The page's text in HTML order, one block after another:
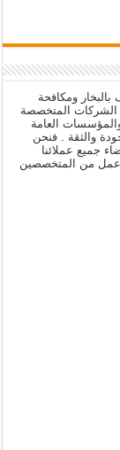
ومكافحة
الشركات المتخصصة
العامة
والثقة . فنحن
جميع عملائنا
عمل من المتخصصين